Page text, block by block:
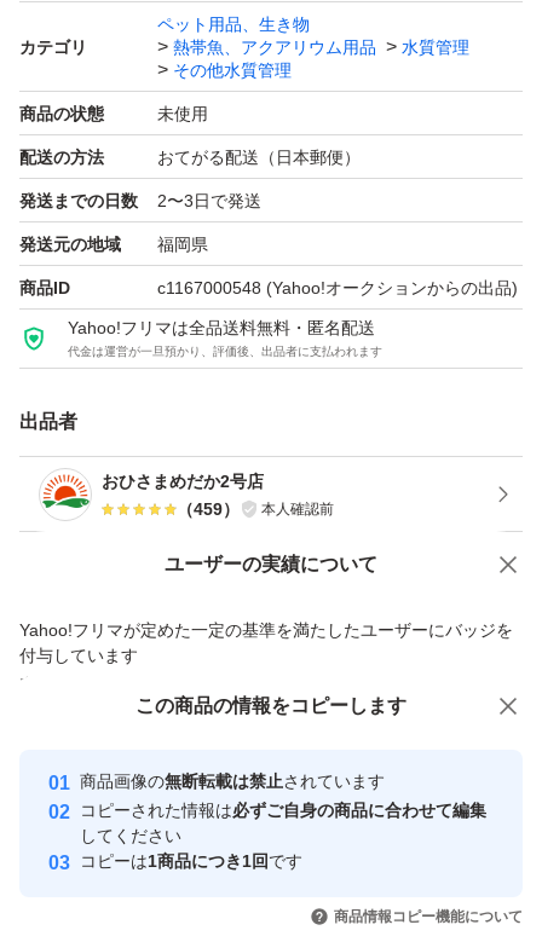
暗所室内の保管をお願いします。
［発送］
★送料無料、匿名発送★
ゆうパケットポスト、ネコポス、宅急便コンパクト、宅急
便
利用。指定はできません。
注：宅配業者によって配送日時が異なりますので余裕をも
函になります。
（注意）
死着保証はございません。
す。ご了承ください。
輸送中の事故などの責任は負いかねますので、ご了承の
上、入札お願い致します。
入札後の取り消し、キャンセル、などは出来ません。
悪い評価が多い方、新規の方の入札は取り消させて頂く場
合がございます。
カテゴリ
ペット用品、生き物
熱帯魚、アクアリウム用品
水質管理
その他水質管理
商品の状態 未使用
配送の方法 おてがる配送（日本郵便）
発送までの日数 2〜3日で発送
発送元の地域 福岡県
商品ID c1167000548 (Yahoo!オークションからの出品)
Yahoo!フリマは全品送料無料・匿名配送
代金は運営が一旦預かり、評価後、出品者に支払われます
出品者
おひさまめだか2号店
（459） 本人確認前
ユーザーの実績について
Yahoo!フリマが定めた一定の基準を満たしたユーザーにバッジを
付与しています
安心取引出品者
取引実績
取引実績◯+
このユーザーはYahoo!フリマの取
引を完了させた実績があります
Yahoo!オークションで出品した商品のため一部機能は利用できません
商品への質問からの値下げ交渉、不適切なカテゴリ変更依頼は禁止です
この商品の情報をコピーします
商品画像の無断転載は禁止されています
コピーされた情報は必ずご自身の商品に合わせて編集
してください
コピーは1商品につき1回です
商品情報コピー機能について
この商品をみている人にオススメ